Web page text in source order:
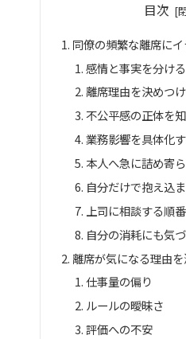
目次
同僚の頻繁な離席に
感情と事実を分ける
離席理由を決めつ
不公平感の正体を
業務影響を具体化
本人へ急に詰め寄
自分だけで抱え込
上司に相談する順
自分の消耗にも気
離席が気になる理由
仕事量の偏り
ルールの曖昧さ
評価への不安